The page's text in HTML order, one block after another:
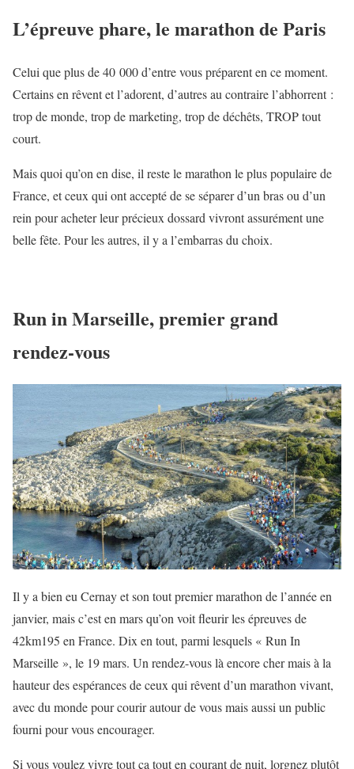
L’épreuve phare, le marathon de Paris
Celui que plus de 40 000 d’entre vous préparent en ce moment.
Certains en rêvent et l’adorent, d’autres au contraire l’abhorrent :
trop de monde, trop de marketing, trop de déchêts, TROP tout
court.
Mais quoi qu’on en dise, il reste le marathon le plus populaire de
France, et ceux qui ont accepté de se séparer d’un bras ou d’un
rein pour acheter leur précieux dossard vivront assurément une
belle fête. Pour les autres, il y a l’embarras du choix.
Run in Marseille, premier grand
rendez-vous
Il y a bien eu Cernay et son tout premier marathon de l’année en
janvier, mais c’est en mars qu’on voit fleurir les épreuves de
42km195 en France. Dix en tout, parmi lesquels « Run In
Marseille », le 19 mars. Un rendez-vous là encore cher mais à la
hauteur des espérances de ceux qui rêvent d’un marathon vivant,
avec du monde pour courir autour de vous mais aussi un public
fourni pour vous encourager.
Si vous voulez vivre tout ça tout en courant de nuit, lorgnez plutôt